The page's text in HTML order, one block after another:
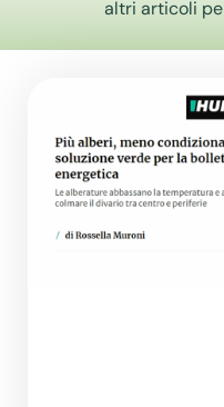
altri articoli